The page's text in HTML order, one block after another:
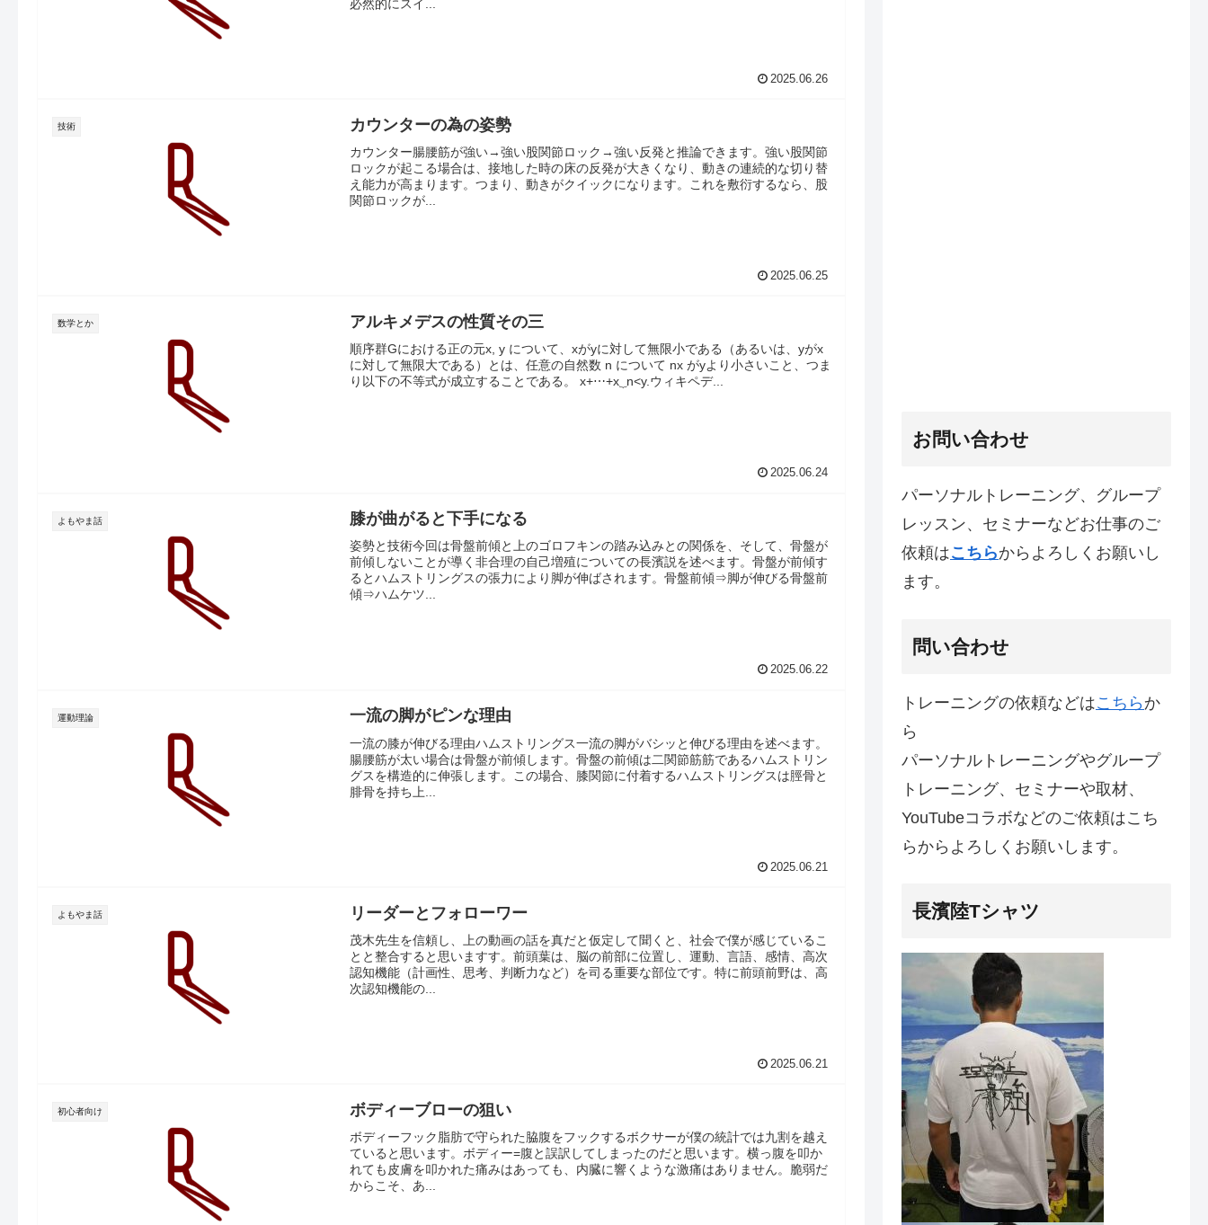
必然的にスイ...
2025.06.26
技術 カウンターの為の姿勢
カウンター腸腰筋が強い→強い股関節ロック→強い反発と推論できます。強い股関節
ロックが起こる場合は、接地した時の床の反発が大きくなり、動きの連続的な切り替
え能力が高まります。つまり、動きがクイックになります。これを敷衍するなら、股
関節ロックが...
2025.06.25
数学とか アルキメデスの性質その三
順序群Gにおける正の元x, y について、xがyに対して無限小である（あるいは、yがx
に対して無限大である）とは、任意の自然数 n について nx がyより小さいこと、つま
り以下の不等式が成立することである。 x+⋯+x⏟n<y.ウィキペデ...
2025.06.24
よもやま話 膝が曲がると下手になる
姿勢と技術今回は骨盤前傾と上のゴロフキンの踏み込みとの関係を、そして、骨盤が
前傾しないことが導く非合理の自己増殖についての長濱説を述べます。骨盤が前傾す
るとハムストリングスの張力により脚が伸ばされます。骨盤前傾⇒脚が伸びる骨盤前
傾⇒ハムケツ...
2025.06.22
運動理論 一流の脚がピンな理由
一流の膝が伸びる理由ハムストリングス一流の脚がバシッと伸びる理由を述べます。
腸腰筋が太い場合は骨盤が前傾します。骨盤の前傾は二関節筋筋であるハムストリン
グスを構造的に伸張します。この場合、膝関節に付着するハムストリングスは脛骨と
腓骨を持ち上...
2025.06.21
よもやま話 リーダーとフォローワー
茂木先生を信頼し、上の動画の話を真だと仮定して聞くと、社会で僕が感じているこ
とと整合すると思いますす。前頭葉は、脳の前部に位置し、運動、言語、感情、高次
認知機能（計画性、思考、判断力など）を司る重要な部位です。特に前頭前野は、高
次認知機能の...
2025.06.21
初心者向け ボディーブローの狙い
ボディーフック脂肪で守られた脇腹をフックするボクサーが僕の統計では九割を越え
ていると思います。ボディー=腹と誤訳してしまったのだと思います。横っ腹を叩か
れても皮膚を叩かれた痛みはあっても、内臓に響くような激痛はありません。脆弱だ
からこそ、あ...
お問い合わせ
パーソナルトレーニング、グループ
レッスン、セミナーなどお仕事のご
依頼はこちらからよろしくお願いし
ます。
問い合わせ
トレーニングの依頼などはこちら か
ら
パーソナルトレーニングやグループ
トレーニング、セミナーや取材、
YouTubeコラボなどのご依頼はこち
らからよろしくお願いします。
長濱陸Tシャツ